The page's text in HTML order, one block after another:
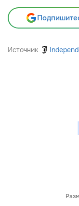
Источник